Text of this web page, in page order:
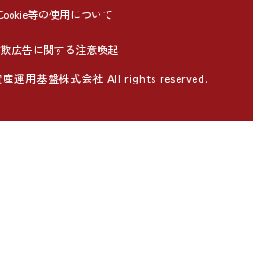
等の使用について
広告に関する注意喚起
運用基盤株式会社 All rights reserved.